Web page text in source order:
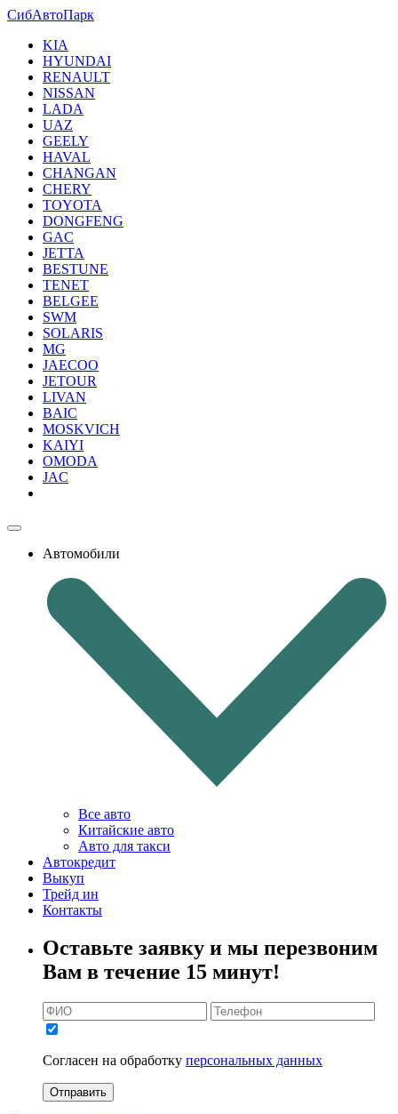
СибАвтоПарк
KIA
HYUNDAI
RENAULT
NISSAN
LADA
UAZ
GEELY
HAVAL
CHANGAN
CHERY
TOYOTA
DONGFENG
GAC
JETTA
BESTUNE
TENET
BELGEE
SWM
SOLARIS
MG
JAECOO
JETOUR
LIVAN
BAIC
MOSKVICH
KAIYI
OMODA
JAC
Автомобили
Все авто
Китайские авто
Авто для такси
Автокредит
Выкуп
Трейд ин
Контакты
Оставьте заявку и мы перезвоним
Вам в течение 15 минут!
Согласен на обработку персональных данных
Отправить